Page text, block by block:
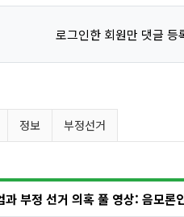
로그인한 회원만 댓글 등
정보 부정선거